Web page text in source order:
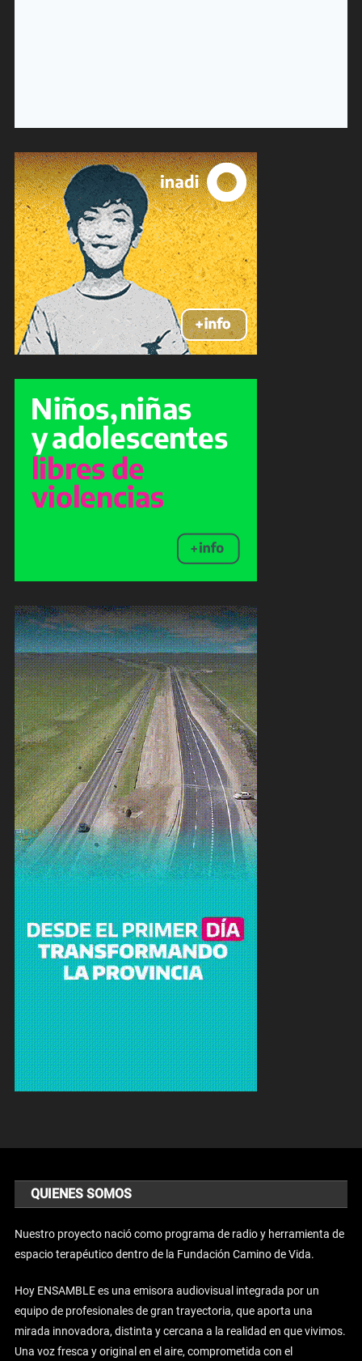
QUIENES SOMOS
Nuestro proyecto nació como programa de radio y herramienta de
espacio terapéutico dentro de la Fundación Camino de Vida.
Hoy ENSAMBLE es una emisora audiovisual integrada por un
equipo de profesionales de gran trayectoria, que aporta una
mirada innovadora, distinta y cercana a la realidad en que vivimos.
Una voz fresca y original en el aire, comprometida con el